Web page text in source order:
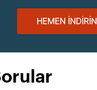
HEMEN İNDIRIN